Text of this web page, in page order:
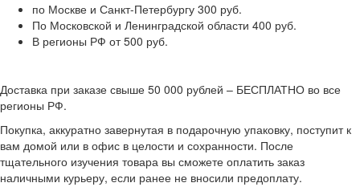
по Москве и Санкт-Петербургу 300 руб.
По Московской и Ленинградской области 400 руб.
В регионы РФ от 500 руб.
Доставка при заказе свыше 50 000 рублей – БЕСПЛАТНО во все
регионы РФ.
Покупка, аккуратно завернутая в подарочную упаковку, поступит к
вам домой или в офис в целости и сохранности. После
тщательного изучения товара вы сможете оплатить заказ
наличными курьеру, если ранее не вносили предоплату.